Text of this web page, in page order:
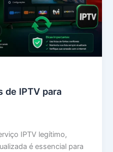
de IPTV para
IPTV legítimo,
é essencial para